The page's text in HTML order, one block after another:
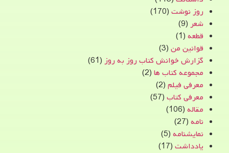
روز نوشت (170)
شعر (9)
قطعه (1)
قوانین من (3)
گزارش خوانش کتاب روز به روز (61)
مجموعه کتاب ها (2)
معرفی فیلم (2)
معرفی کتاب (57)
مقاله (106)
نامه (27)
نمایشنامه (5)
یادداشت (17)